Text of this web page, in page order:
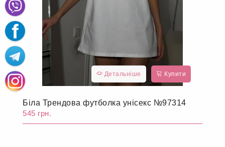
Детальніше Купити
Біла Трендова футболка унісекс №97314
545 грн.